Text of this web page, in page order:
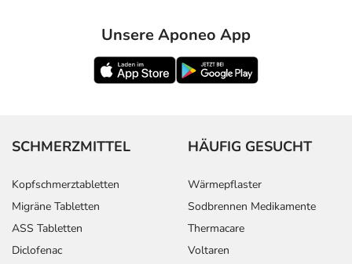
Unsere Aponeo App
SCHMERZMITTEL
Kopfschmerztabletten
Migräne Tabletten
ASS Tabletten
Diclofenac
HÄUFIG GESUCHT
Wärmepflaster
Sodbrennen Medikamente
Thermacare
Voltaren